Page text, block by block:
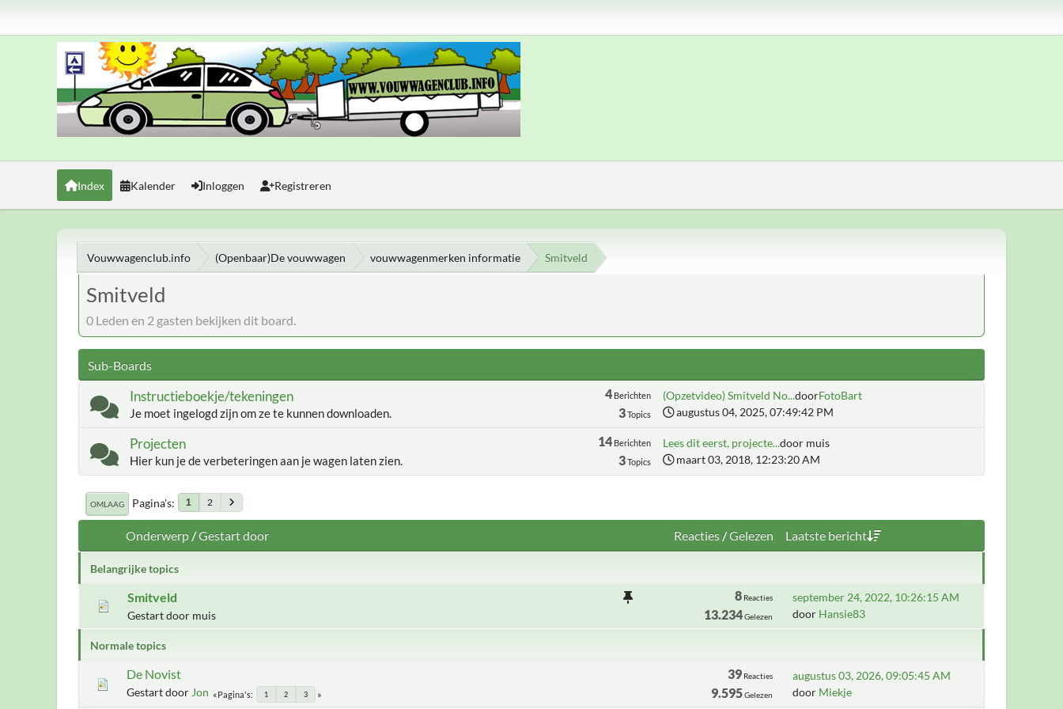
Index Kalender Inloggen Registreren
Vouwwagenclub.info (Openbaar)De vouwwagen vouwwagenmerken informatie Smitveld
Smitveld
0 Leden en 2 gasten bekijken dit board.
Sub-Boards
Instructieboekje/tekeningen
Je moet ingelogd zijn om ze te kunnen downloaden.
4Berichten
3Topics
(Opzetvideo) Smitveld No...doorFotoBart
augustus 04, 2025, 07:49:42 PM
Projecten
Hier kun je de verbeteringen aan je wagen laten zien.
14Berichten
3Topics
Lees dit eerst, projecte...door muis
maart 03, 2018, 12:23:20 AM
OMLAAG Pagina's 1 2
Onderwerp/Gestart door Reacties/Gelezen Laatste bericht
Belangrijke topics
Smitveld
Gestart door muis
8Reacties
13.234Gelezen
september 24, 2022, 10:26:15 AM
door Hansie83
Normale topics
De Novist
Gestart door Jon Pagina's 1 2 3
39 Reacties
9.595Gelezen
augustus 03, 2026, 09:05:45 AM
door Miekje